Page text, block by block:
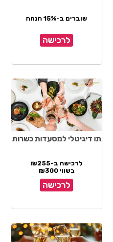
שוברים ב-15% הנחה
לרכישה
תו דיגיטלי למסעדות כשרות
לרכישה ב-₪255
בשווי ₪300
לרכישה